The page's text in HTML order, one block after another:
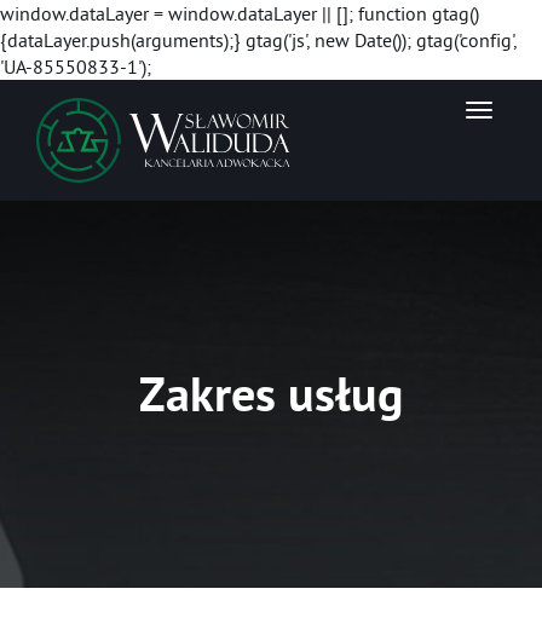
window.dataLayer = window.dataLayer || []; function gtag()
{dataLayer.push(arguments);} gtag('js', new Date()); gtag('config',
'UA-85550833-1');
N
Zakres usług